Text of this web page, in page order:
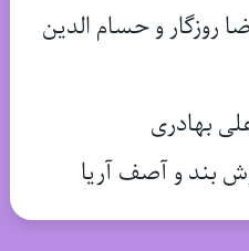
روزگار و حسام الدین
بهادری
بند و آصف آریا